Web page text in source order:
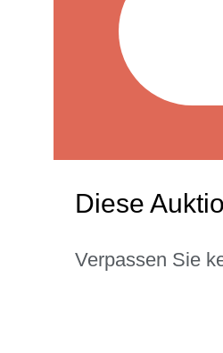
Diese
Verpassen Sie